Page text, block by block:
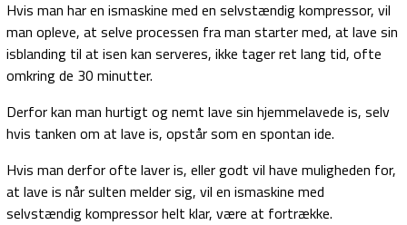
Hvis man har en ismaskine med en selvstændig kompressor, vil
man opleve, at selve processen fra man starter med, at lave sin
isblanding til at isen kan serveres, ikke tager ret lang tid, ofte
omkring de 30 minutter.
Derfor kan man hurtigt og nemt lave sin hjemmelavede is, selv
hvis tanken om at lave is, opstår som en spontan ide.
Hvis man derfor ofte laver is, eller godt vil have muligheden for,
at lave is når sulten melder sig, vil en ismaskine med
selvstændig kompressor helt klar, være at fortrække.